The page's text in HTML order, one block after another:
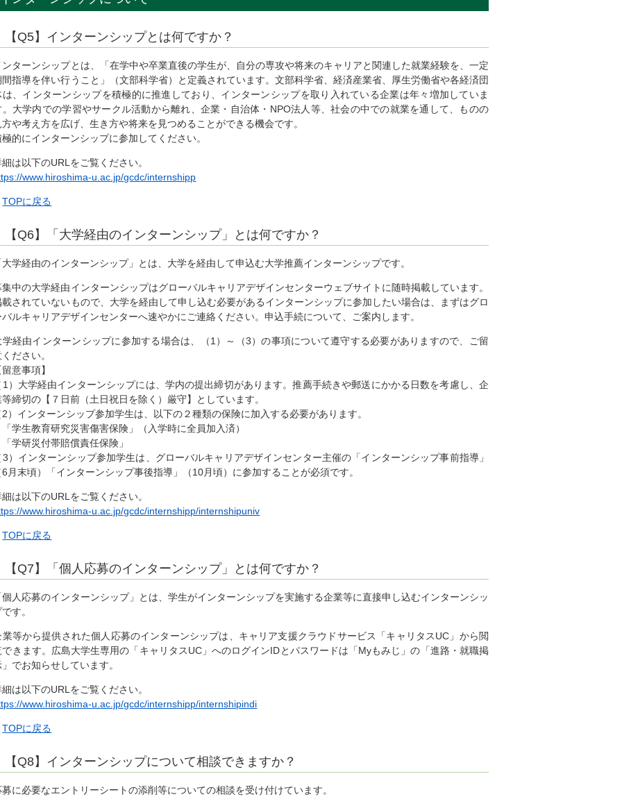
【Q5】インターンシップとは何ですか？
ンターンシップとは、「在学中や卒業直後の学生が、自分の専攻や将来のキャリアと関連した就業経験を、一定
間指導を伴い行うこと」（文部科学省）と定義されています。文部科学省、経済産業省、厚生労働省や各経済団
は、インターンシップを積極的に推進しており、インターンシップを取り入れている企業は年々増加していま
。大学内での学習やサークル活動から離れ、企業・自治体・NPO法人等、社会の中での就業を通して、ものの
方や考え方を広げ、生き方や将来を見つめることができる機会です。
極的にインターンシップに参加してください。
細は以下のURLをご覧ください。
www.hiroshima-u.ac.jp/gcdc/internshipp
TOPに戻る
【Q6】「大学経由のインターンシップ」とは何ですか？
大学経由のインターンシップ」とは、大学を経由して申込む大学推薦インターンシップです。
集中の大学経由インターンシップはグローバルキャリアデザインセンターウェブサイトに随時掲載しています。
載されていないもので、大学を経由して申し込む必要があるインターンシップに参加したい場合は、まずはグロ
バルキャリアデザインセンターへ速やかにご連絡ください。申込手続について、ご案内します。
学経由インターンシップに参加する場合は、（1）～（3）の事項について遵守する必要がありますので、ご留
ください。
留意事項】
1）大学経由インターンシップには、学内の提出締切があります。推薦手続きや郵送にかかる日数を考慮し、企
等締切の【７日前（土日祝日を除く）厳守】としています。
2）インターンシップ参加学生は、以下の２種類の保険に加入する必要があります。
「学生教育研究災害傷害保険」（入学時に全員加入済）
「学研災付帯賠償責任保険」
3）インターンシップ参加学生は、グローバルキャリアデザインセンター主催の「インターンシップ事前指導」
6月末頃）「インターンシップ事後指導」（10月頃）に参加することが必須です。
細は以下のURLをご覧ください。
www.hiroshima-u.ac.jp/gcdc/internshipp/internshipuniv
TOPに戻る
【Q7】「個人応募のインターンシップ」とは何ですか？
個人応募のインターンシップ」とは、学生がインターンシップを実施する企業等に直接申し込むインターンシッ
す。
業等から提供された個人応募のインターンシップは、キャリア支援クラウドサービス「キャリタスUC」から閲
できます。広島大学生専用の「キャリタスUC」へのログインIDとパスワードは「Myもみじ」の「進路・就職掲
」でお知らせしています。
細は以下のURLをご覧ください。
www.hiroshima-u.ac.jp/gcdc/internshipp/internshipindi
TOPに戻る
【Q8】インターンシップについて相談できますか？
募に必要なエントリーシートの添削等についての相談を受け付けています。